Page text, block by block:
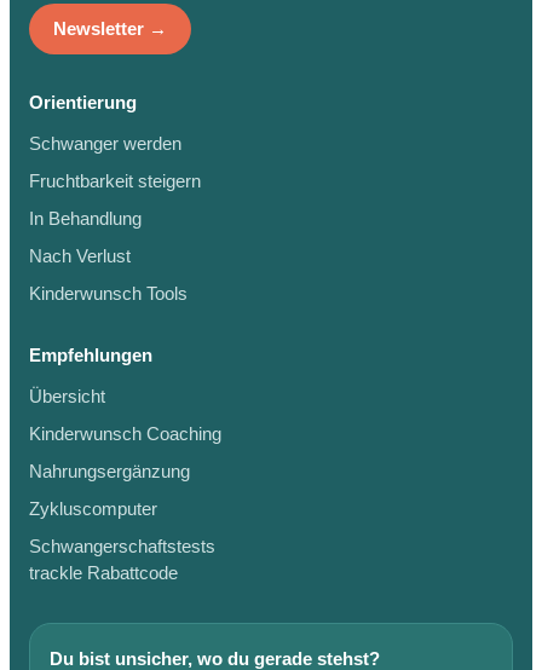
Newsletter →
Orientierung
Schwanger werden
Fruchtbarkeit steigern
In Behandlung
Nach Verlust
Kinderwunsch Tools
Empfehlungen
Übersicht
Kinderwunsch Coaching
Nahrungsergänzung
Zykluscomputer
Schwangerschaftstests
trackle Rabattcode
Du bist unsicher, wo du gerade stehst?